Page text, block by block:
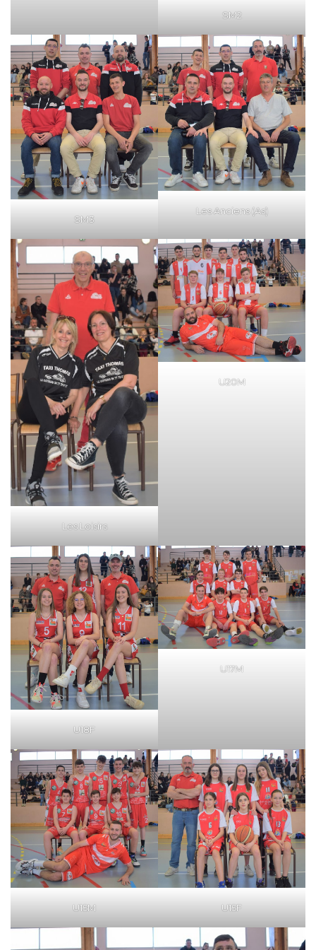
SM2
SM3
Les Anciens (As)
Les Loisirs
U20M
U18F
U17M
U15M U15F